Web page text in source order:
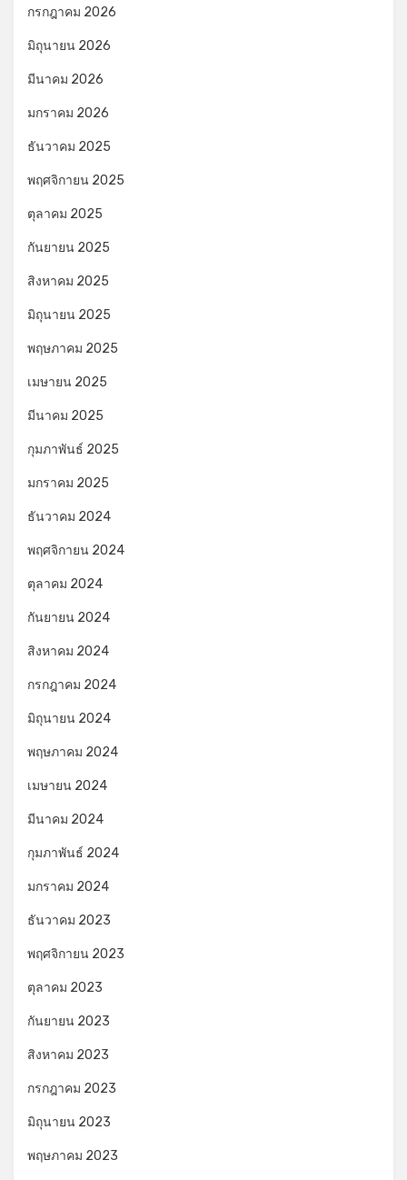
กรกฎาคม 2026
มิถุนายน 2026
มีนาคม 2026
มกราคม 2026
ธันวาคม 2025
พฤศจิกายน 2025
ตุลาคม 2025
กันยายน 2025
สิงหาคม 2025
มิถุนายน 2025
พฤษภาคม 2025
เมษายน 2025
มีนาคม 2025
กุมภาพันธ์ 2025
มกราคม 2025
ธันวาคม 2024
พฤศจิกายน 2024
ตุลาคม 2024
กันยายน 2024
สิงหาคม 2024
กรกฎาคม 2024
มิถุนายน 2024
พฤษภาคม 2024
เมษายน 2024
มีนาคม 2024
กุมภาพันธ์ 2024
มกราคม 2024
ธันวาคม 2023
พฤศจิกายน 2023
ตุลาคม 2023
กันยายน 2023
สิงหาคม 2023
กรกฎาคม 2023
มิถุนายน 2023
พฤษภาคม 2023